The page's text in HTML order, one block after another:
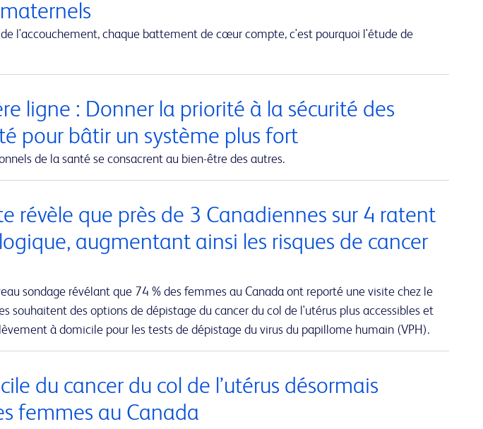
l'accouchement, chaque battement de cœur compte, c'est pourquoi l'étude de
ligne : Donner la priorité à la sécurité des
pour bâtir un système plus fort
de la santé se consacrent au bien-être des autres.
révèle que près de 3 Canadiennes sur 4 ratent
augmentant ainsi les risques de cancer
sondage révélant que 74 % des femmes au Canada ont reporté une visite chez le
souhaitent des options de dépistage du cancer du col de l'utérus plus accessibles et
à domicile pour les tests de dépistage du virus du papillome humain (VPH).
du cancer du col de l’utérus désormais
femmes au Canada